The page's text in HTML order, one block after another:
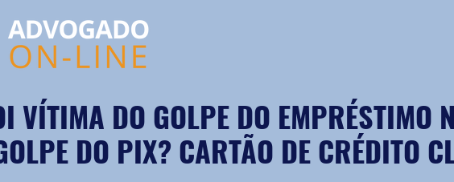
VÍTIMA DO GOLPE DO EMPRÉSTIMO
DO PIX? CARTÃO DE CRÉDITO